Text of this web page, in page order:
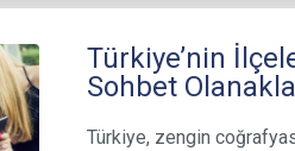
Türkiye’nin
Sohbet
Türkiye, zengin